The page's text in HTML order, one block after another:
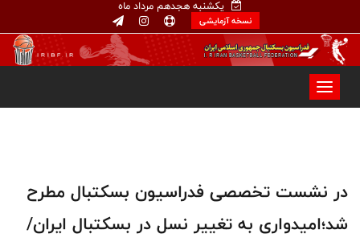
یکشنبه هجدهم مرداد ماه
نسخه آزمایشی
در نشست تخصصی فدراسیون بسکتبال مطرح
شد؛امیدواری به تغییر نسل در بسکتبال ایران/